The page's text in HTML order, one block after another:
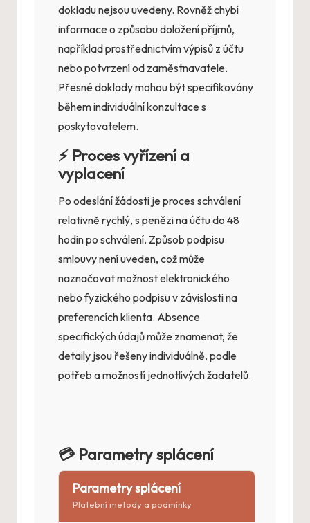
dokladu nejsou uvedeny. Rovněž chybí
informace o způsobu doložení příjmů,
například prostřednictvím výpisů z účtu
nebo potvrzení od zaměstnavatele.
Přesné doklady mohou být specifikovány
během individuální konzultace s
poskytovatelem.
⚡ Proces vyřízení a
vyplacení
Po odeslání žádosti je proces schválení
relativně rychlý, s penězi na účtu do 48
hodin po schválení. Způsob podpisu
smlouvy není uveden, což může
naznačovat možnost elektronického
nebo fyzického podpisu v závislosti na
preferencích klienta. Absence
specifických údajů může znamenat, že
detaily jsou řešeny individuálně, podle
potřeb a možností jednotlivých žadatelů.
💳 Parametry splácení
Parametry splácení
Platební metody a podmínky